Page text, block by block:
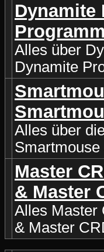
Dynamite
Alles über
Dynamite
Alles über
Smartmouse
Master
& Master
Alles Master
& Master